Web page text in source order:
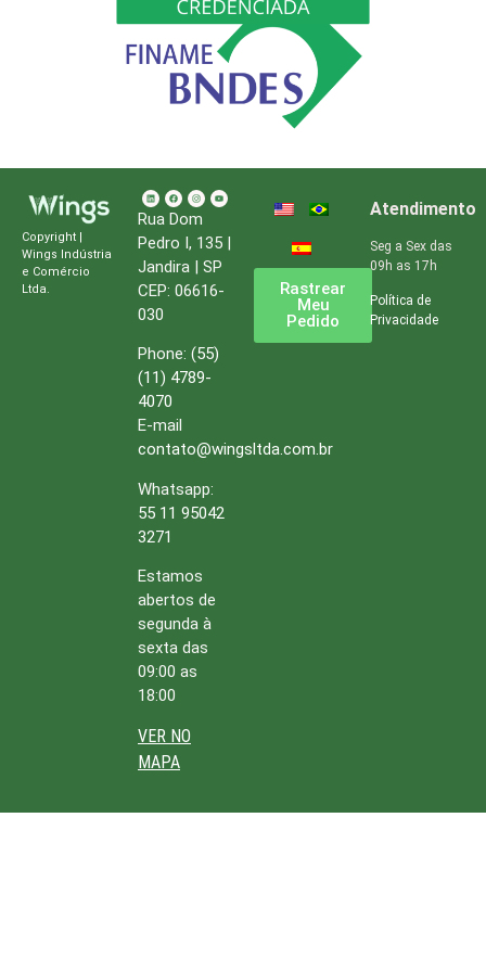
Copyright |
Wings Indústria
e Comércio
Ltda.
Rua Dom
Pedro I, 135 |
Jandira | SP
CEP: 06616-
030
Phone: (55)
(11) 4789-
4070
E-mail
contato@wingsltda.com.br
Whatsapp:
55 11 95042
3271
Estamos
abertos de
segunda à
sexta das
09:00 as
18:00
VER NO
MAPA
Rastrear
Meu
Pedido
Atendimento
Seg a Sex das
09h as 17h
Política de
Privacidade